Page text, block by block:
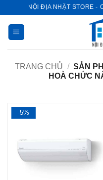
dung
NỘI ĐỊA NHẬT STORE -
TRANG CHỦ / SẢN
HOÀ CHỨC
-5%